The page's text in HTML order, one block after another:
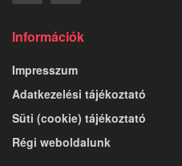
Információk
Impresszum
Adatkezelési tájékoztató
Süti (cookie) tájékoztató
Régi weboldalunk